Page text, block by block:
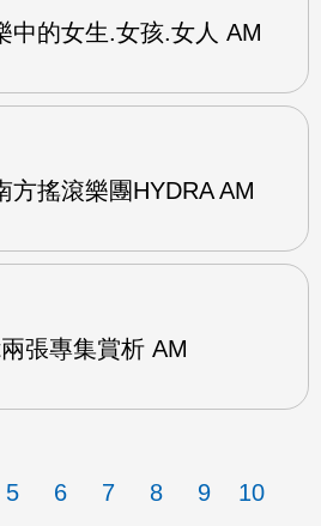
中的女生.女孩.女人 AM
方搖滾樂團HYDRA AM
張專集賞析 AM
5 6 7 8 9
10